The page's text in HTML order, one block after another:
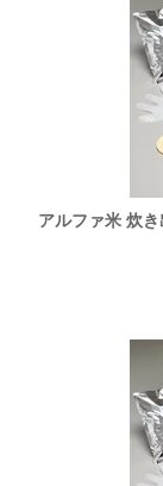
アルファ米 炊